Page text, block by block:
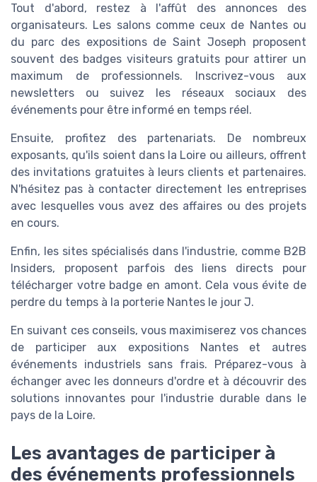
Tout d'abord, restez à l'affût des annonces des
organisateurs. Les salons comme ceux de Nantes ou
du parc des expositions de Saint Joseph proposent
souvent des badges visiteurs gratuits pour attirer un
maximum de professionnels. Inscrivez-vous aux
newsletters ou suivez les réseaux sociaux des
événements pour être informé en temps réel.
Ensuite, profitez des partenariats. De nombreux
exposants, qu'ils soient dans la Loire ou ailleurs, offrent
des invitations gratuites à leurs clients et partenaires.
N'hésitez pas à contacter directement les entreprises
avec lesquelles vous avez des affaires ou des projets
en cours.
Enfin, les sites spécialisés dans l'industrie, comme B2B
Insiders, proposent parfois des liens directs pour
télécharger votre badge en amont. Cela vous évite de
perdre du temps à la porterie Nantes le jour J.
En suivant ces conseils, vous maximiserez vos chances
de participer aux expositions Nantes et autres
événements industriels sans frais. Préparez-vous à
échanger avec les donneurs d'ordre et à découvrir des
solutions innovantes pour l'industrie durable dans le
pays de la Loire.
Les avantages de participer à
des événements professionnels